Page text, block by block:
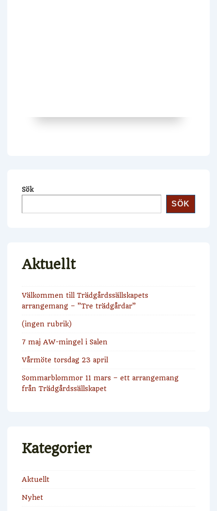
Sök
SÖK
Aktuellt
Välkommen till Trädgårdssällskapets
arrangemang – ”Tre trädgårdar”
(ingen rubrik)
7 maj AW-mingel i Salen
Vårmöte torsdag 23 april
Sommarblommor 11 mars – ett arrangemang
från Trädgårdssällskapet
Kategorier
Aktuellt
Nyhet